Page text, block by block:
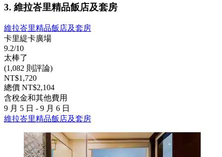
3. 維拉峇里精品飯店及套房
維拉峇里精品飯店及套房
卡里緹卡廣場
9.2/10
太棒了
(1,082 則評論)
NT$1,720
總價 NT$2,104
含稅金和其他費用
9 月 5 日 - 9 月 6 日
維拉峇里精品飯店及套房